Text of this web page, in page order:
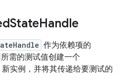
StateHandle
作为依赖项的
所需的测试值创建一个
新实例，并将其传递给要测试的